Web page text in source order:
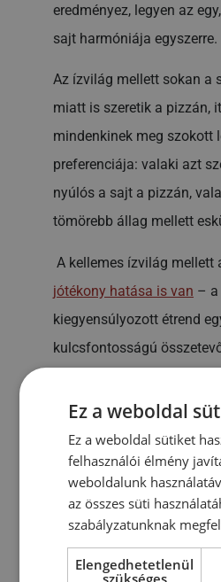
eredményez, legyen az
sajt harmóniája egyszerre.
Az ízvilág mellett sokan a
miatt is szeretik a pizzán,
mindenkinek meg szokott
preferenciája: valaki azt
nyúlós a sajt a pizzán,
tömörebb állag mellett
A kellemes ízvilág mellett
jótékony hatása is van – a
kiegyensúlyozott étrend
kulcsfontosságú
és sajt között is hatalmas
lehetnek. Ez a pizzáknál
hiszen itt sem mindegy,
választunk feltétnek –
ember, annyi féle
mindannyiunknakmegvan
Ez a weboldal
Ez a weboldal sütiket
felhasználói élmény
weboldalunk
az összes süti
szabályzatunknak
Elengedhetetlenül
szükséges